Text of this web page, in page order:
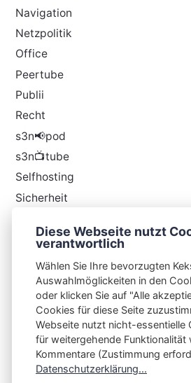
Navigation
Netzpolitik
Office
Peertube
Publii
Recht
s3n📢pod
s3n📺tube
Selfhosting
Sicherheit
Thunderbird
Integrating Open-Source Blog
Impressum
Kontakt
Diese Webseite nutzt
verantwortlich
Wählen Sie Ihre bevorzugten
Auswahlmöglickeiten in den
oder klicken Sie auf "Alle
Cookies für diese Seite
Webseite nutzt nicht-essentielle
für weitergehende Funktionalität
Kommentare (Zustimmung
Datenschutzerklärung...